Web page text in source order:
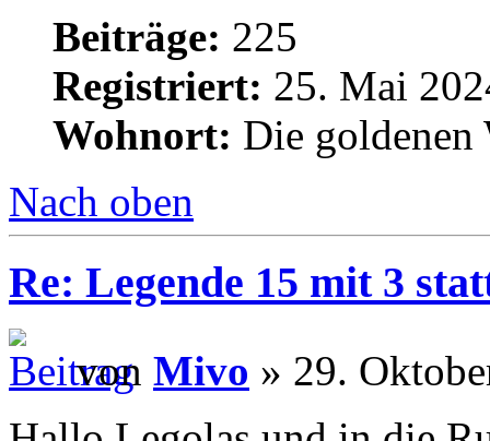
Beiträge: 225
Registriert: 25. Mai
Wohnort: Die
Nach oben
Re: Legende 15 mit 3
von Mivo » 29.